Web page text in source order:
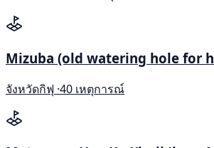
Mizuba (old watering hole for
จังหวัดกิฟุ ·40 เหตุการณ์